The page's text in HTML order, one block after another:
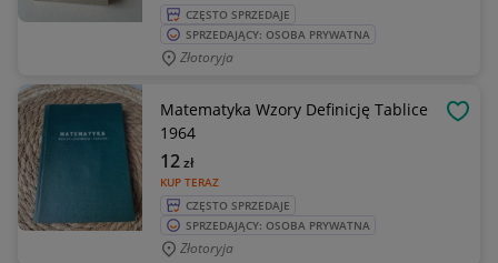
CZĘSTO SPRZEDAJE
SPRZEDAJĄCY: OSOBA PRYWATNA
Złotoryja
Matematyka Wzory Definicję Tablice
1964
KUP TERAZ
12zł
CZĘSTO SPRZEDAJE
SPRZEDAJĄCY: OSOBA PRYWATNA
Złotoryja